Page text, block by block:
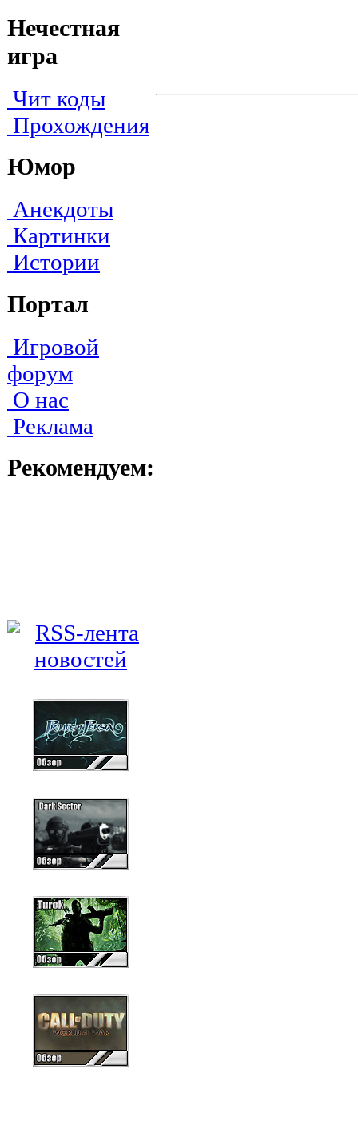
Нечестная
игра
Чит коды
Прохождения
Юмор
Анекдоты
Картинки
Истории
Портал
Игровой
форум
О нас
Реклама
Рекомендуем: